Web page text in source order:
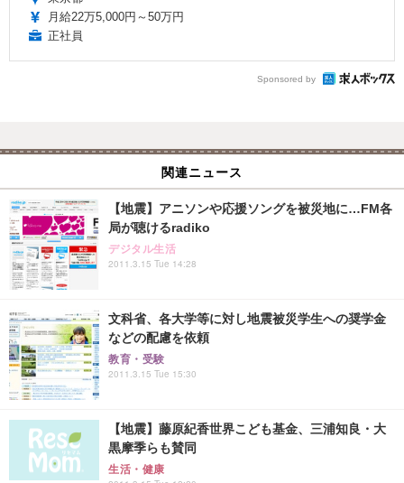
月給22万5,000円～50万円
正社員
Sponsored by
関連ニュース
【地震】アニソンや応援ソングを被災地に…FM各
局が聴けるradiko
デジタル生活
2011.3.15 Tue 14:28
文科省、各大学等に対し地震被災学生への奨学金
などの配慮を依頼
教育・受験
2011.3.15 Tue 15:30
【地震】藤原紀香世界こども基金、三浦知良・大
黒摩季らも賛同
生活・健康